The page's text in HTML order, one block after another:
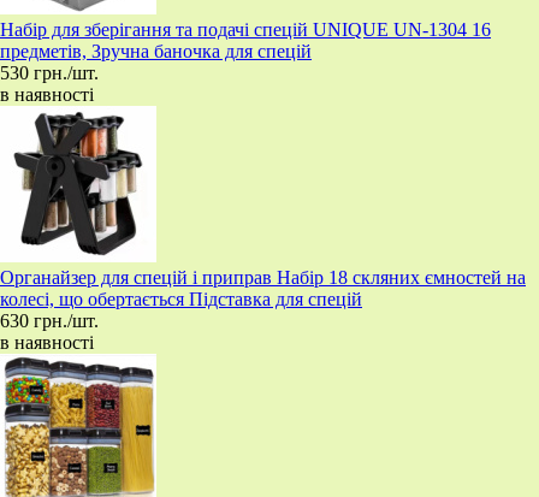
Набір для зберігання та подачі спецій UNIQUE UN-1304 16
предметів, Зручна баночка для спецій
530 грн./шт.
в наявності
Органайзер для спецій і приправ Набір 18 скляних ємностей на
колесі, що обертається Підставка для спецій
630 грн./шт.
в наявності